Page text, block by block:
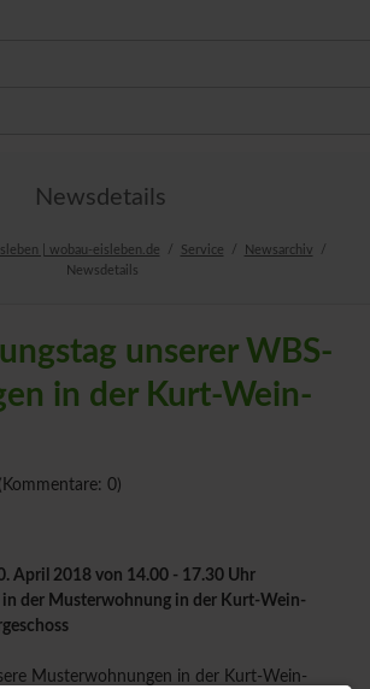
Newsdetails
| wobau-eisleben.de Service
Newsarchiv
Newsdetails
unserer WBS-
in der Kurt-Wein-
(Kommentare: 0)
April 2018 von 14.00 - 17.30 Uhr
in der Musterwohnung in der Kurt-Wein-
Musterwohnungen in der Kurt-Wein-